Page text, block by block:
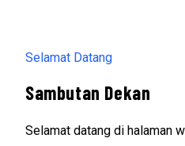
Selamat Datang
Sambutan Dekan
Selamat datang di halaman